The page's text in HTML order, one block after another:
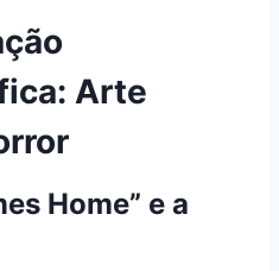
Arte
Home” e a